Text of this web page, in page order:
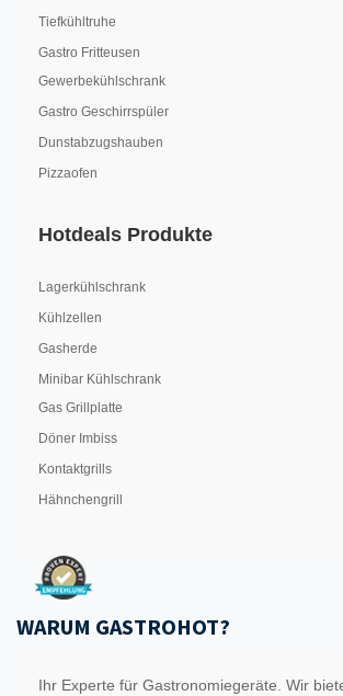
Tiefkühltruhe
Gastro Fritteusen
Gewerbekühlschrank
Gastro Geschirrspüler
Dunstabzugshauben
Pizzaofen
Hotdeals Produkte
Lagerkühlschrank
Kühlzellen
Gasherde
Minibar Kühlschrank
Gas Grillplatte
Döner Imbiss
Kontaktgrills
Hähnchengrill
WARUM GASTROHOT?
Ihr Experte für Gastronomiegeräte. Wir